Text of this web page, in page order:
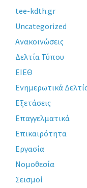
tee-kdth.gr
Uncategorized
Ανακοινώσεις
Δελτία Τύπου
ΕΙΕΘ
Ενημερωτικά
Εξετάσεις
Επαγγελματικά
Επικαιρότητα
Εργασία
Νομοθεσία
Σεισμοί